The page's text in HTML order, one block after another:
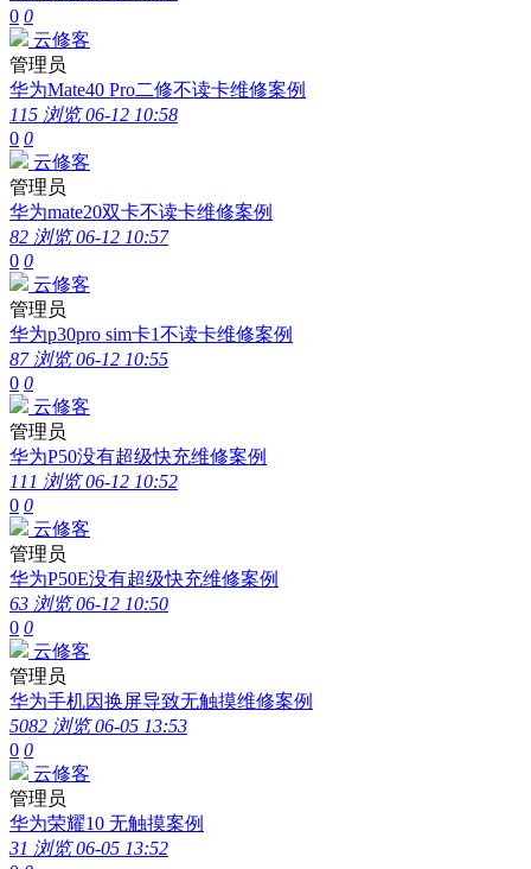
0 0
云修客
管理员
华为Mate40 Pro二修不读卡维修案例
115 浏览 06-12 10:58
0 0
云修客
管理员
华为mate20双卡不读卡维修案例
82 浏览 06-12 10:57
0 0
云修客
管理员
华为p30pro sim卡1不读卡维修案例
87 浏览 06-12 10:55
0 0
云修客
管理员
华为P50没有超级快充维修案例
111 浏览 06-12 10:52
0 0
云修客
管理员
华为P50E没有超级快充维修案例
63 浏览 06-12 10:50
0 0
云修客
管理员
华为手机因换屏导致无触摸维修案例
5082 浏览 06-05 13:53
0 0
云修客
管理员
华为荣耀10 无触摸案例
31 浏览 06-05 13:52